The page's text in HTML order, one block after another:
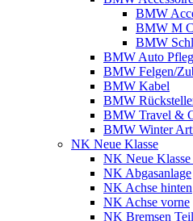
BMW
BMW M
BMW
BMW Auto
BMW Felgen/
BMW Kabel
BMW
BMW Travel &
BMW Winter
NK Neue Klasse
NK Neue Klasse
NK Abgasanlage
NK Achse hinten
NK Achse vorne
NK Bremsen